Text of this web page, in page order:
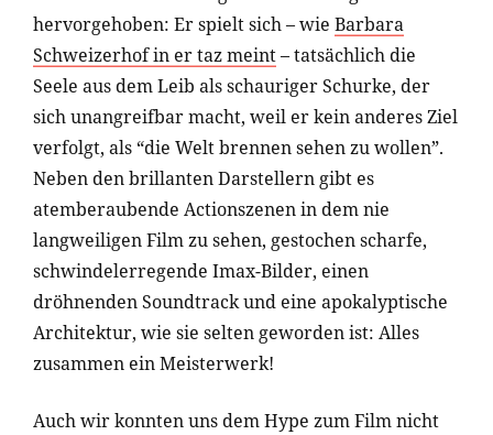
hervorgehoben: Er spielt sich – wie Barbara
Schweizerhof in er taz meint– tatsächlich die
Seele aus dem Leib als schauriger Schurke, der
sich unangreifbar macht, weil er kein anderes Ziel
verfolgt, als “die Welt brennen sehen zu wollen”.
Neben den brillanten Darstellern gibt es
atemberaubende Actionszenen in dem nie
langweiligen Film zu sehen, gestochen scharfe,
schwindelerregende Imax-Bilder, einen
dröhnenden Soundtrack und eine apokalyptische
Architektur, wie sie selten geworden ist: Alles
zusammen ein Meisterwerk!
Auch wir konnten uns dem Hype zum Film nicht